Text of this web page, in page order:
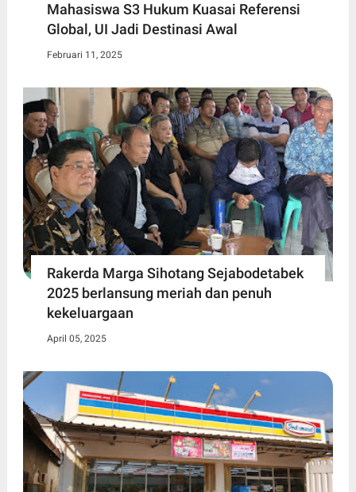
Mahasiswa S3 Hukum Kuasai Referensi
Global, UI Jadi Destinasi Awal
Februari 11, 2025
Rakerda Marga Sihotang Sejabodetabek
2025 berlansung meriah dan penuh
kekeluargaan
April 05, 2025